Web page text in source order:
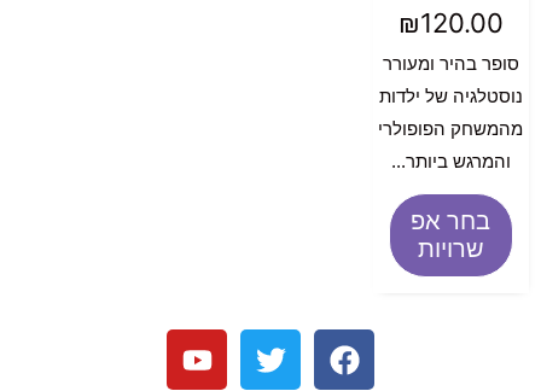
₪120.00
סופר בהיר ומעורר
נוסטלגיה של ילדות
מהמשחק הפופולרי
והמרגש ביותר...
בחר אפ
שרויות